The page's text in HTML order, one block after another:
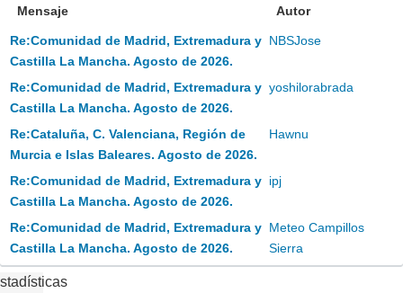
Mensaje Autor
Re:Comunidad de Madrid, Extremadura y
Castilla La Mancha. Agosto de 2026.
NBSJose
Re:Comunidad de Madrid, Extremadura y
Castilla La Mancha. Agosto de 2026.
yoshilorabrada
Re:Cataluña, C. Valenciana, Región de
Murcia e Islas Baleares. Agosto de 2026.
Hawnu
Re:Comunidad de Madrid, Extremadura y
Castilla La Mancha. Agosto de 2026.
ipj
Re:Comunidad de Madrid, Extremadura y
Castilla La Mancha. Agosto de 2026.
Meteo Campillos
Sierra